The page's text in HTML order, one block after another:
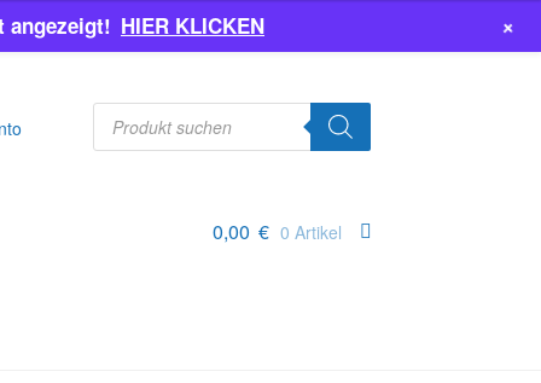
Products
search
0,00 € 0 Artikel
angezeigt! HIER KLICKEN +